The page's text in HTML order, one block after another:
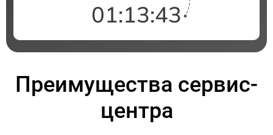
01:13:42
Преимущества сервис-
центра